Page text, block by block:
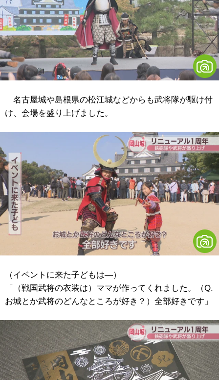
名古屋城や島根県の松江城などからも武将隊が駆け付
け、会場を盛り上げました。
（イベントに来た子どもは―）
「（戦国武将の衣装は）ママが作ってくれました。（Q.
お城とか武将のどんなところが好き？）全部好きです」